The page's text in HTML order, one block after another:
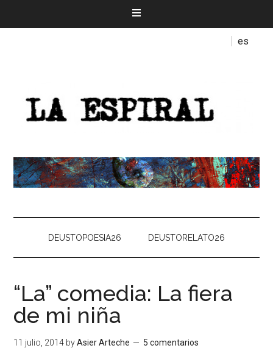
es
DEUSTOPOESIA26 DEUSTORELATO26
“La” comedia: La fiera
de mi niña
11 julio, 2014 byAsier Arteche 5 comentarios